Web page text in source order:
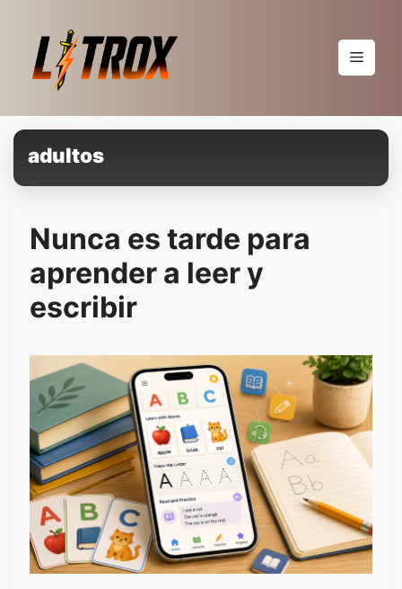
conteúdo
Menu
adultos
Nunca es tarde para
aprender a leer y
escribir